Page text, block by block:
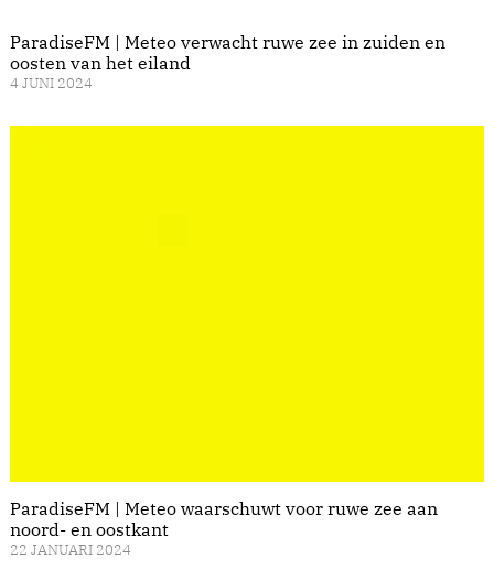
ParadiseFM | Meteo verwacht ruwe zee in zuiden en
oosten van het eiland
4 JUNI 2024
ParadiseFM | Meteo waarschuwt voor ruwe zee aan
noord- en oostkant
22 JANUARI 2024